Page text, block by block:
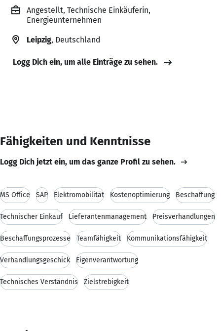
Angestellt, Technische Einkäuferin,
Energieunternehmen
Leipzig, Deutschland
Logg Dich ein, um alle Einträge zu sehen.
Fähigkeiten und Kenntnisse
Logg Dich jetzt ein, um das ganze Profil zu sehen.
MS Office SAP Elektromobilität Kostenoptimierung Beschaffung
Technischer Einkauf Lieferantenmanagement Preisverhandlungen
Beschaffungsprozesse Teamfähigkeit Kommunikationsfähigkeit
Verhandlungsgeschick Eigenverantwortung
Technisches Verständnis Zielstrebigkeit